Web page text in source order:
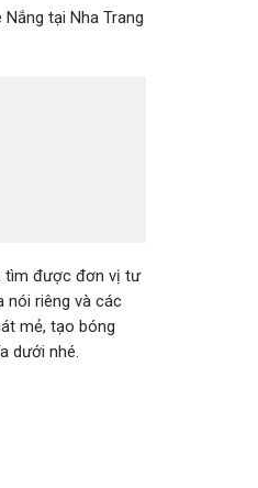
tại Nha Trang
tìm được đơn vị tư
nói riêng và các
mẻ, tạo bóng
dưới nhé.